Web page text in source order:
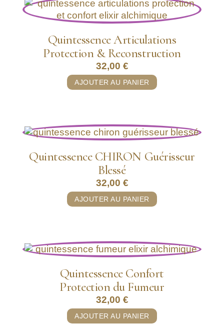
Quintessence Articulations
Protection & Reconstruction
32,00 €
AJOUTER AU PANIER
Quintessence CHIRON Guérisseur
Blessé
32,00 €
AJOUTER AU PANIER
Quintessence Confort
Protection du Fumeur
32,00 €
AJOUTER AU PANIER